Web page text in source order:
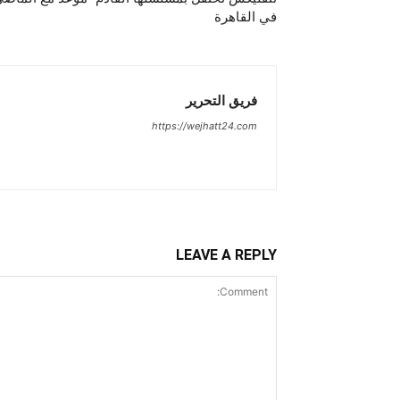
في القاهرة
فريق التحرير
https://wejhatt24.com
LEAVE A REPLY